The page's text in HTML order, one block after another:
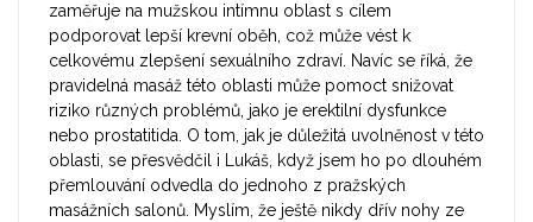
zaměřuje na mužskou intímnu oblast s cílem
podporovat lepší krevní oběh, což může vést k
celkovému zlepšení sexuálního zdraví. Navíc se říká, že
pravidelná masáž této oblasti může pomoct snižovat
riziko různých problémů, jako je erektilní dysfunkce
nebo prostatitida. O tom, jak je důležitá uvolněnost v této
oblasti, se přesvědčil i Lukáš, když jsem ho po dlouhém
přemlouvání odvedla do jednoho z pražských
masážních salonů. Myslím, že ještě nikdy dřív nohy ze